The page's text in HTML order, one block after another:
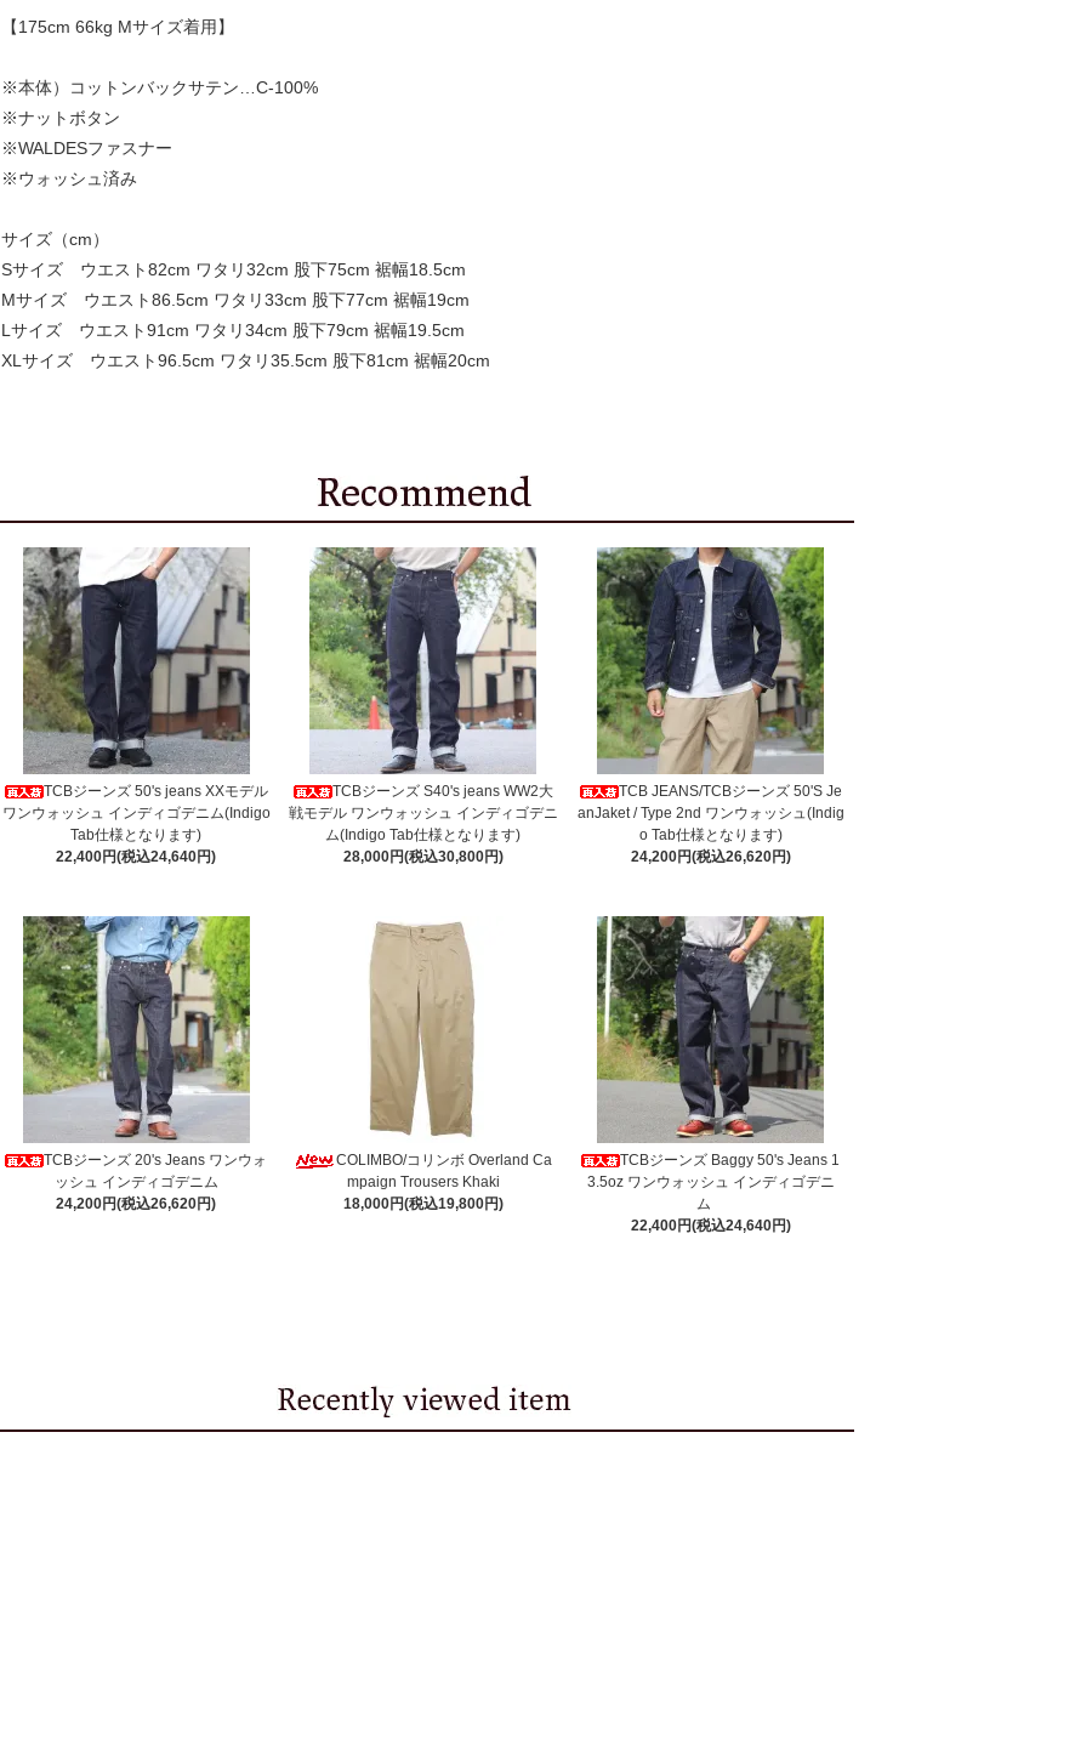
【175cm 66kg Mサイズ着用】
※本体）コットンバックサテン…C-100%
※ナットボタン
※WALDESファスナー
※ウォッシュ済み
サイズ（cm）
Sサイズ ウエスト82cm ワタリ32cm 股下75cm 裾幅18.5cm
Mサイズ ウエスト86.5cm ワタリ33cm 股下77cm 裾幅19cm
Lサイズ ウエスト91cm ワタリ34cm 股下79cm 裾幅19.5cm
XLサイズ ウエスト96.5cm ワタリ35.5cm 股下81cm 裾幅20cm
TCBジーンズ 50's jeans XXモデル
ワンウォッシュ インディゴデニム(Indigo
Tab仕様となります)
22,400円(税込24,640円)
TCBジーンズ S40's jeans WW2大
戦モデル ワンウォッシュ インディゴデニ
ム(Indigo Tab仕様となります)
28,000円(税込30,800円)
TCB JEANS/TCBジーンズ 50'S Je
anJaket / Type 2nd ワンウォッシュ(Indig
o Tab仕様となります)
24,200円(税込26,620円)
TCBジーンズ 20's Jeans ワンウォ
ッシュ インディゴデニム
24,200円(税込26,620円)
COLIMBO/コリンボ Overland Ca
mpaign Trousers Khaki
18,000円(税込19,800円)
TCBジーンズ Baggy 50's Jeans 1
3.5oz ワンウォッシュ インディゴデニ
ム
22,400円(税込24,640円)